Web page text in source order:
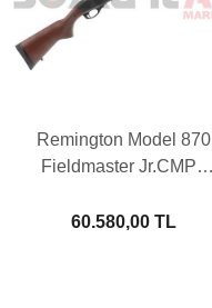
Remington Model 870
Fieldmaster Jr.CMPT
60.580,00 TL